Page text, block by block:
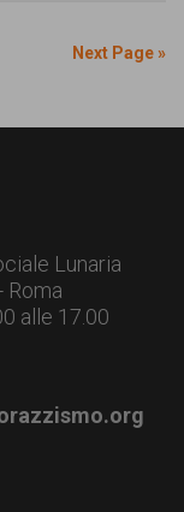
Next Page »
Lunaria
Roma
alle 17.00